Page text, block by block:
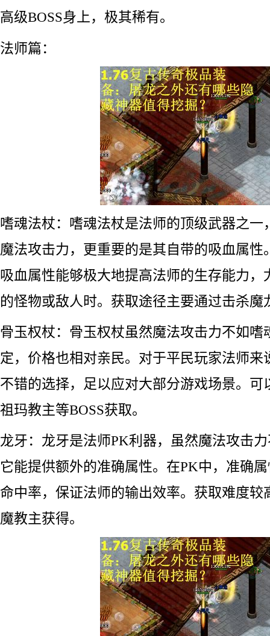
高级BOSS身上，极其稀有。
法师篇：
嗜魂法杖：嗜魂法杖是法师的顶级武器之一
魔法攻击力，更重要的是其自带的吸血属性
吸血属性能够极大地提高法师的生存能力，
的怪物或敌人时。获取途径主要通过击杀魔
骨玉权杖：骨玉权杖虽然魔法攻击力不如嗜
定，价格也相对亲民。对于平民玩家法师来
不错的选择，足以应对大部分游戏场景。可
祖玛教主等BOSS获取。
龙牙：龙牙是法师PK利器，虽然魔法攻击
它能提供额外的准确属性。在PK中，准确
命中率，保证法师的输出效率。获取难度较
魔教主获得。